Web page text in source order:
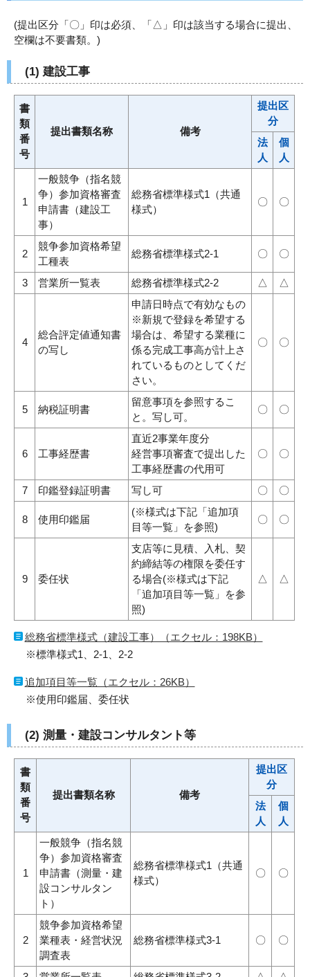
(提出区分「〇」印は必須、「△」印は該当する場合に提出、
空欄は不要書類。)
(1) 建設工事
書
類
番
号
提出書類名称 備考
提出区
分
法
人
個
人
1
一般競争（指名競
争）参加資格審査
申請書（建設工
事）
総務省標準様式1（共通
様式）
〇 〇
2
競争参加資格希望
工種表
総務省標準様式2-1 〇 〇
3 営業所一覧表 総務省標準様式2-2 △ △
4
総合評定値通知書
の写し
申請日時点で有効なもの
※新規で登録を希望する
場合は、希望する業種に
係る完成工事高が計上さ
れているものとしてくだ
さい。
〇 〇
5 納税証明書
留意事項を参照するこ
と。写し可。
〇 〇
6 工事経歴書
直近2事業年度分
経営事項審査で提出した
工事経歴書の代用可
〇 〇
7 印鑑登録証明書 写し可 〇 〇
8 使用印鑑届
(※様式は下記「追加項
目等一覧」を参照)
〇 〇
9 委任状
支店等に見積、入札、契
約締結等の権限を委任す
る場合(※様式は下記
「追加項目等一覧」を参
照)
△ △
総務省標準様式（建設工事）（エクセル：198KB）
※標準様式1、2-1、2-2
追加項目等一覧（エクセル：26KB）
※使用印鑑届、委任状
(2) 測量・建設コンサルタント等
書
類
番
号
提出書類名称 備考
提出区
分
法
人
個
人
1
一般競争（指名競
争）参加資格審査
申請書（測量・建
設コンサルタン
ト）
総務省標準様式1（共通
様式）
〇 〇
2
競争参加資格希望
業種表・経営状況
調査表
総務省標準様式3-1 〇 〇